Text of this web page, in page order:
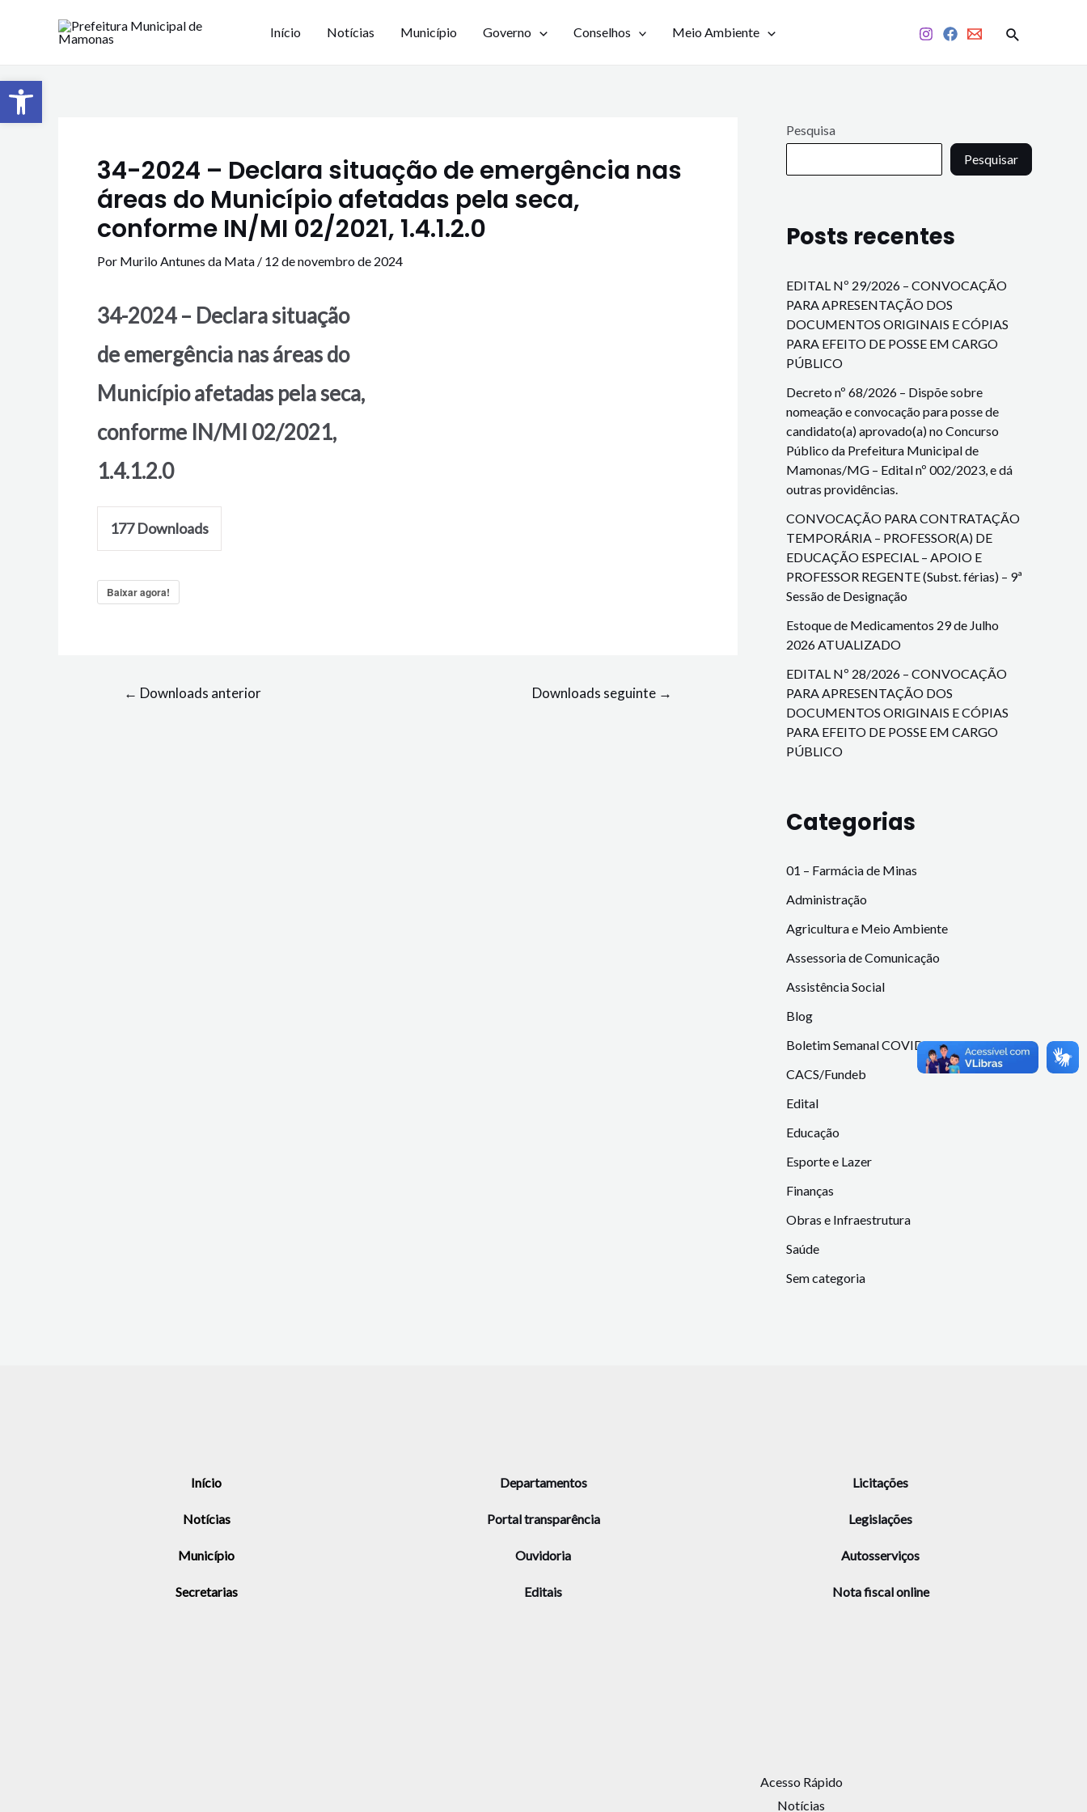
Início Notícias Município Governo Conselhos Meio Ambiente
34-2024 – Declara situação de emergência nas
áreas do Município afetadas pela seca,
conforme IN/MI 02/2021, 1.4.1.2.0
Por Murilo Antunes da Mata / 12 de novembro de 2024
34-2024 – Declara situação
de emergência nas áreas do
Município afetadas pela seca,
conforme IN/MI 02/2021,
1.4.1.2.0
177Downloads
Baixar agora!
← Downloads anterior Downloads seguinte →
Pesquisa
Pesquisar
Posts recentes
EDITAL Nº 29/2026 – CONVOCAÇÃO
PARA APRESENTAÇÃO DOS
DOCUMENTOS ORIGINAIS E CÓPIAS
PARA EFEITO DE POSSE EM CARGO
PÚBLICO
Decreto nº 68/2026 – Dispõe sobre
nomeação e convocação para posse de
candidato(a) aprovado(a) no Concurso
Público da Prefeitura Municipal de
Mamonas/MG – Edital nº 002/2023, e dá
outras providências.
CONVOCAÇÃO PARA CONTRATAÇÃO
TEMPORÁRIA – PROFESSOR(A) DE
EDUCAÇÃO ESPECIAL – APOIO E
PROFESSOR REGENTE (Subst. férias) – 9ª
Sessão de Designação
Estoque de Medicamentos 29 de Julho
2026 ATUALIZADO
EDITAL Nº 28/2026 – CONVOCAÇÃO
PARA APRESENTAÇÃO DOS
DOCUMENTOS ORIGINAIS E CÓPIAS
PARA EFEITO DE POSSE EM CARGO
PÚBLICO
Categorias
01 – Farmácia de Minas
Administração
Agricultura e Meio Ambiente
Assessoria de Comunicação
Assistência Social
Blog
Boletim Semanal COVID-19
CACS/Fundeb
Edital
Educação
Esporte e Lazer
Finanças
Obras e Infraestrutura
Saúde
Sem categoria
Início
Notícias
Município
Secretarias
Departamentos
Portal transparência
Ouvidoria
Editais
Licitações
Legislações
Autosserviços
Nota fiscal online
Acesso Rápido
Notícias
Barra de Ferramentas Aberta